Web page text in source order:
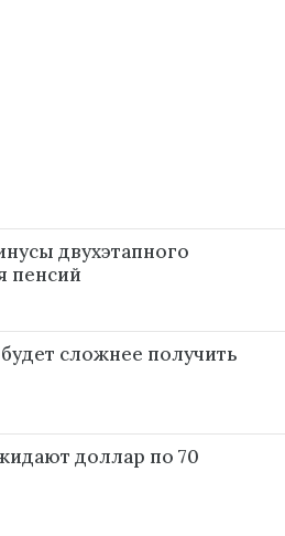
двухэтапного
пенсий
сложнее получить
доллар по 70